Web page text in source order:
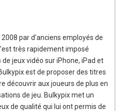
par d’anciens employés de
très rapidement imposé
jeux vidéo sur iPhone, iPad et
est de proposer des titres
découvrir aux joueurs de plus en
de jeu. Bulkypix met un
de qualité qui lui ont permis de